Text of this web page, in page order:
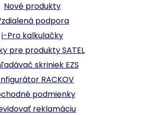
Nové produkty
podpora
i-Pro kalkulačky
pre produkty SATEL
skriniek EZS
RACKOV
podmienky
reklamáciu